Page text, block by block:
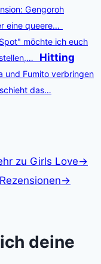
Gengoroh
eine queere…
möchte ich euch
Hitting
und Fumito verbringen
das…
zu Girls Love→
→
deine